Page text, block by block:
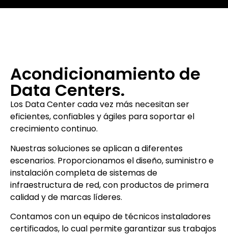
Acondicionamiento de
Data Centers.
Los Data Center cada vez más necesitan ser
eficientes, confiables y ágiles para soportar el
crecimiento continuo.
Nuestras soluciones se aplican a diferentes
escenarios. Proporcionamos el diseño, suministro e
instalación completa de sistemas de
infraestructura de red, con productos de primera
calidad y de marcas líderes.
Contamos con un equipo de técnicos instaladores
certificados, lo cual permite garantizar sus trabajos